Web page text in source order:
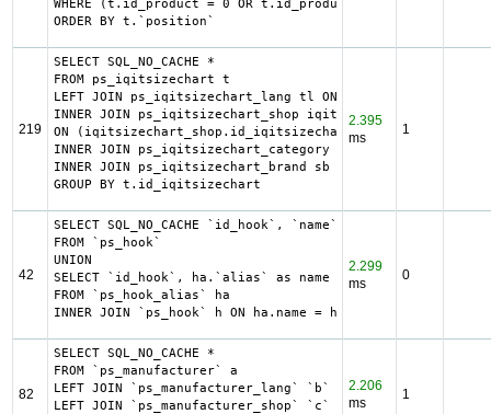
WHERE (t.id_product = 0 OR t.id_product = 3502) AND
ORDER BY t.`position`
219
SELECT SQL_NO_CACHE *
FROM ps_iqitsizechart t
LEFT JOIN ps_iqitsizechart_lang tl ON
INNER JOIN ps_iqitsizechart_shop iqitsizechart_shop
ON (iqitsizechart_shop.id_iqitsizechart =
INNER JOIN ps_iqitsizechart_category sc  ON
INNER JOIN ps_iqitsizechart_brand sb  ON
GROUP BY t.id_iqitsizechart
2.395
ms
1
42
SELECT SQL_NO_CACHE `id_hook`, `name`
FROM `ps_hook`
UNION
SELECT `id_hook`, ha.`alias` as name
FROM `ps_hook_alias` ha
INNER JOIN `ps_hook` h ON ha.name = h.name
2.299
ms
0
82
SELECT SQL_NO_CACHE *
FROM `ps_manufacturer` a
LEFT JOIN `ps_manufacturer_lang` `b` ON
LEFT JOIN `ps_manufacturer_shop` `c` ON
2.206
ms
1